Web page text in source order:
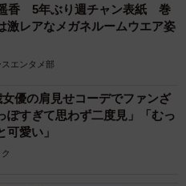
香 5年ぶり週チャン表紙 巻
激レアなメガネルームウエア姿
エンタメ部
優の肩見せコーデでファンざ
すぎて思わず二度見」「むっ
可愛い」